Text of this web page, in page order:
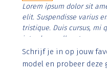
Lorem ipsum dolor sit
elit. Suspendisse varius
tristique. Duis cursus, mi
interdum nulla, ut
Aenean faucibus nibh et
imperdiet. Nunc ut sem
Schrijf je in op jouw
model en probeer